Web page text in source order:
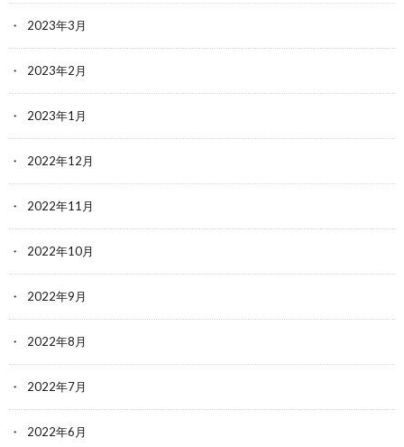
2023年3月
2023年2月
2023年1月
2022年12月
2022年11月
2022年10月
2022年9月
2022年8月
2022年7月
2022年6月